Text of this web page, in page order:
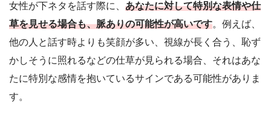
女性が下ネタを話す際に、 あなたに対して特別な表情や仕
草を見せる場合も、脈ありの可能性が高いです。例えば、
他の人と話す時よりも笑顔が多い、視線が長く合う、恥ず
かしそうに照れるなどの仕草が見られる場合、それはあな
たに特別な感情を抱いているサインである可能性がありま
す。